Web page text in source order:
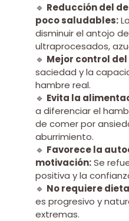
🔹 Reducción del
poco saludables:
disminuir el antojo
ultraprocesados,
🔹 Mejor control
saciedad y la
hambre real.
🔹 Evita la
a diferenciar el
de comer por
aburrimiento.
🔹 Favorece la
motivación:Se
positiva y la
🔹 No requiere
es progresivo y
extremas.